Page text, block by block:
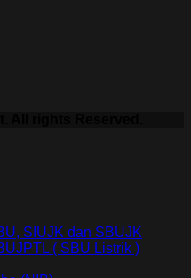
SIUJK dan SBUJK
( SBU Listrik )